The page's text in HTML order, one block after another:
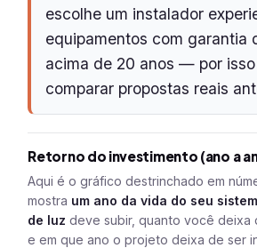
escolhe um instalador
equipamentos com garantia
acima de 20 anos — por
comparar propostas reais
Retorno do investimento (ano a
Aqui é o gráfico destrinchado em
mostra um ano da vida do seu
de luz deve subir, quanto você deixa
e em que ano o projeto deixa de ser